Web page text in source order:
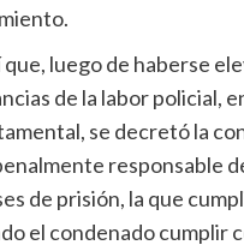
que, luego de haberse
de la labor policial,
se decretó la
responsable
de prisión, la que
el condenado cumplir